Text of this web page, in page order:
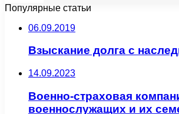
Популярные статьи
06.09.2019
Взыскание долга с
14.09.2023
Военно-страховая
военнослужащих и их